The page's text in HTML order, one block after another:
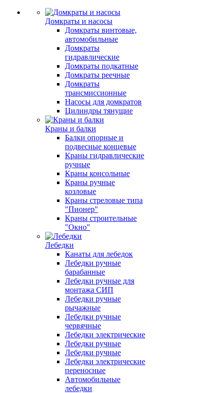
Домкраты и насосы
Домкраты винтовые,
автомобильные
Домкраты
гидравлические
Домкраты подкатные
Домкраты реечные
Домкраты
трансмиссионные
Насосы для домкратов
Цилиндры тянущие
Краны и балки
Балки опорные и
подвесные концевые
Краны гидравлические
ручные
Краны консольные
Краны ручные
козловые
Краны стреловые типа
"Пионер"
Краны строительные
"Окно"
Лебедки
Канаты для лебедок
Лебедки ручные
барабанные
Лебедки ручные для
монтажа СИП
Лебедки ручные
рычажные
Лебедки ручные
червячные
Лебедки электрические
Лебедки ручные
Лебедки ручные
Лебедки электрические
переносные
Автомобильные
лебедки